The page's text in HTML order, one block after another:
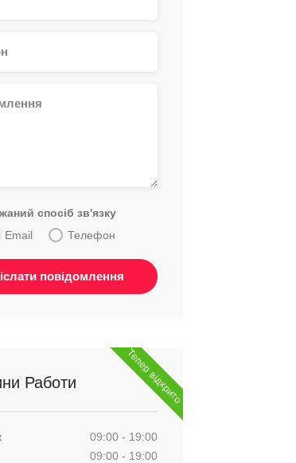
спосіб зв'язку
Email
Телефон
Тепер відкрито
Работи
09:00 - 19:00
09:00 - 19:00